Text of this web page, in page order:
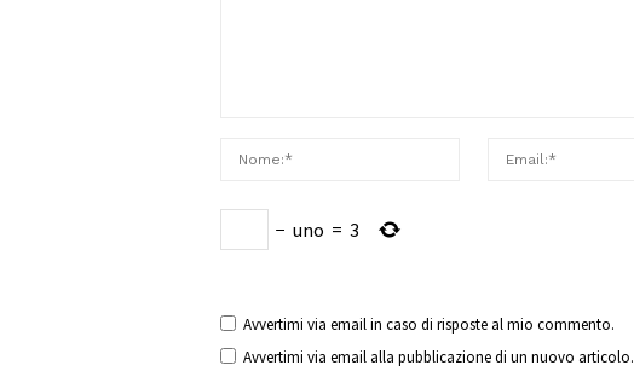
− uno = 3
Avvertimi via email in caso di risposte al mio commento.
Avvertimi via email alla pubblicazione di un nuovo articolo.